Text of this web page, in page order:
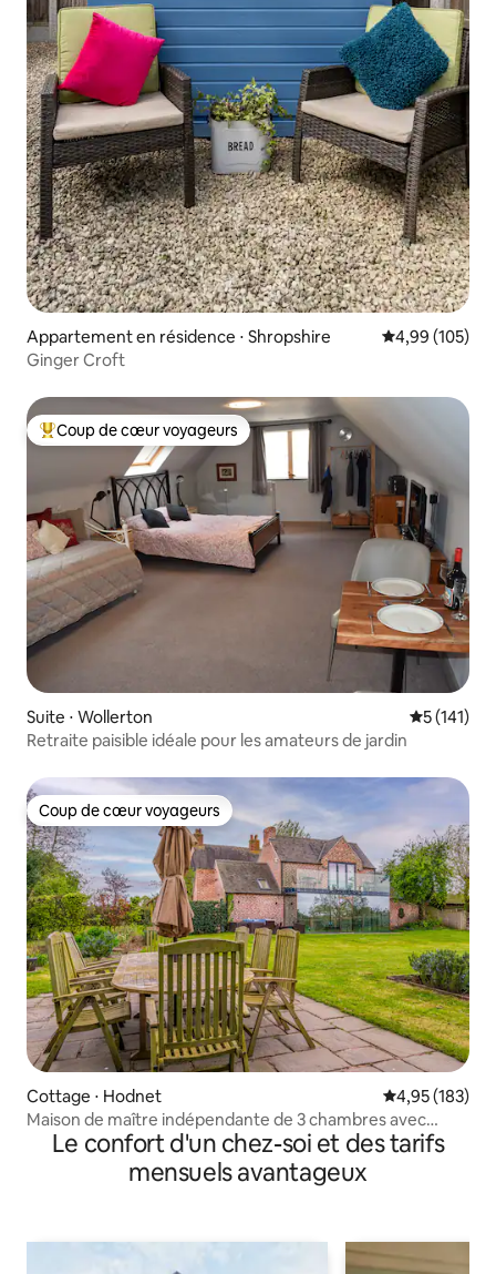
Appartement en résidence ⋅ Shropshire Évaluation
4,99 (105)
Ginger Croft
Coups de cœur voyageurs les plus appréciés
Coup de cœur voyageurs
Suite ⋅ Wollerton Évaluation
5 (141)
Retraite paisible idéale pour les amateurs de jardin
Coup de cœur voyageurs
Coup de cœur voyageurs
Cottage ⋅ Hodnet Évaluation
4,95 (183)
Maison de maître indépendante de 3 chambres avec
balcon et salle de sport
Le confort d'un chez-soi et des tarifs
mensuels avantageux